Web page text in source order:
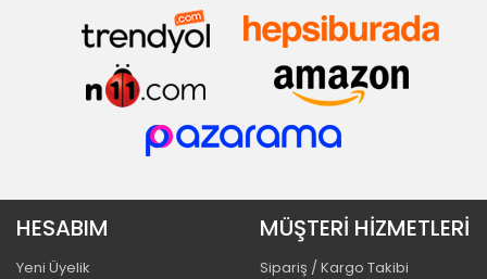
HESABIM
Yeni Üyelik
MÜŞTERİ HİZMETLERİ
Sipariş / Kargo Takibi